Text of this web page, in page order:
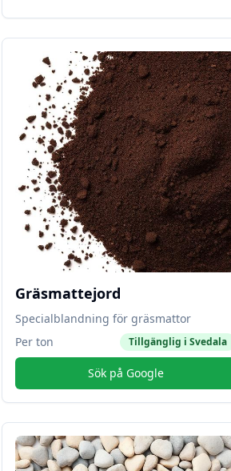
Gräsmattejord
Specialblandning för gräsmattor
Per ton
Tillgänglig i Svedala
Sök på Google